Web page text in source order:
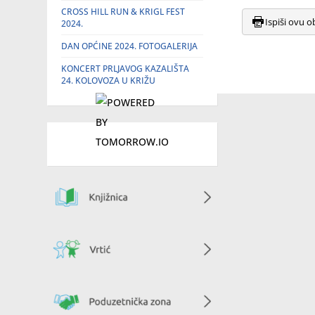
CROSS HILL RUN & KRIGL FEST
2024.
DAN OPĆINE 2024. FOTOGALERIJA
KONCERT PRLJAVOG KAZALIŠTA
24. KOLOVOZA U KRIŽU
Ispiši ovu